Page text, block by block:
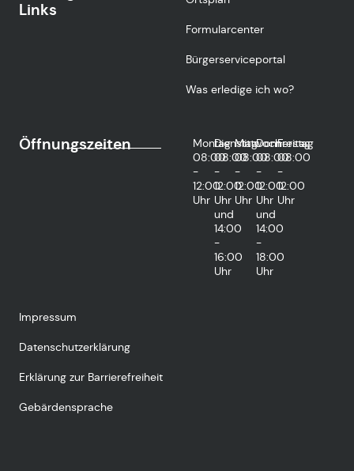
Links
Formularcenter
Bürgerserviceportal
Was erledige ich wo?
Öffnungszeiten
Montag
08:00
-
12:00
Uhr
Dienstag
08:00
-
12:00
Uhr
und
14:00
-
16:00
Uhr
Mittwoch
08:00
-
12:00
Uhr
Donnerstag
08:00
-
12:00
Uhr
und
14:00
-
18:00
Uhr
Freitag
08:00
-
12:00
Uhr
Impressum
Datenschutzerklärung
Erklärung zur Barrierefreiheit
Gebärdensprache